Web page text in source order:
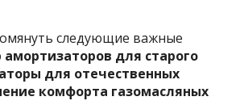
следующие важные
амортизаторов для старого
для отечественных
комфорта газомасляных